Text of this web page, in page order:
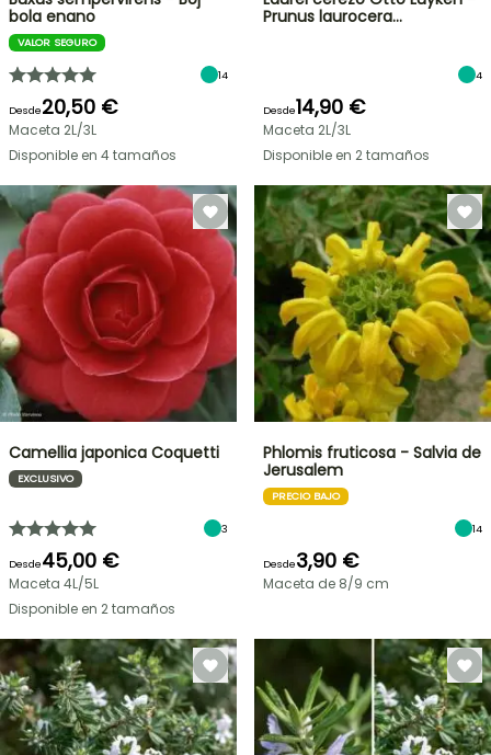
bola enano
VALOR SEGURO
14
Desde20,50 €
Maceta 2L/3L
Disponible en 4 tamaños
Prunus laurocera…
4
Desde14,90 €
Maceta 2L/3L
Disponible en 2 tamaños
Camellia japonica Coquetti
EXCLUSIVO
3
Desde45,00 €
Maceta 4L/5L
Disponible en 2 tamaños
Phlomis fruticosa - Salvia de
Jerusalem
PRECIO BAJO
14
Desde3,90 €
Maceta de 8/9 cm